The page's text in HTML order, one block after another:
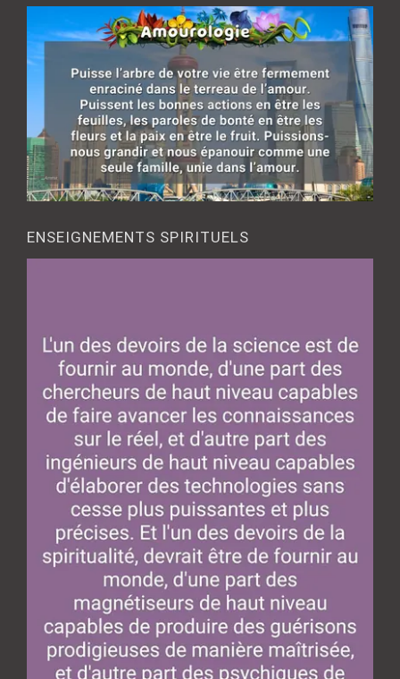
ENSEIGNEMENTS SPIRITUELS